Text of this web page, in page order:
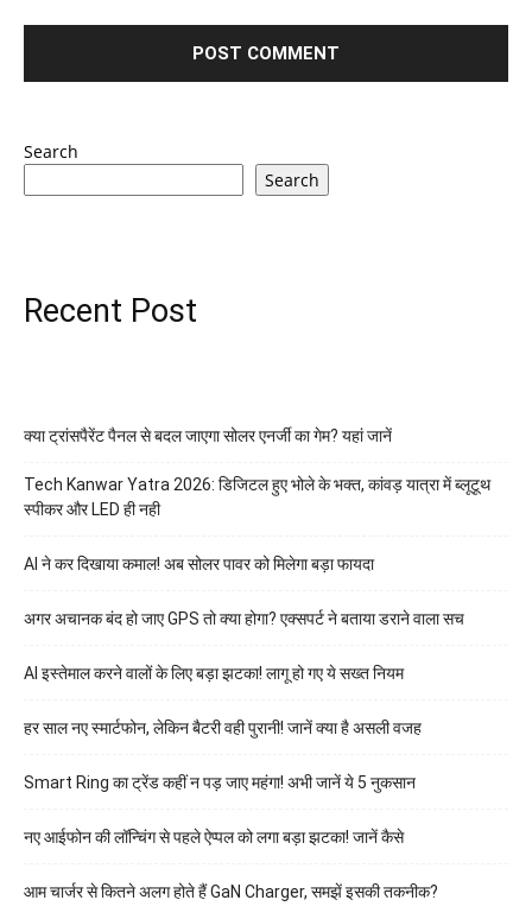
Search
Search
Recent Post
क्या ट्रांसपैरेंट पैनल से बदल जाएगा सोलर एनर्जी का गेम? यहां जानें
Tech Kanwar Yatra 2026: डिजिटल हुए भोले के भक्त, कांवड़ यात्रा में ब्लूटूथ
स्पीकर और LED ही नही
AI ने कर दिखाया कमाल! अब सोलर पावर को मिलेगा बड़ा फायदा
अगर अचानक बंद हो जाए GPS तो क्या होगा? एक्सपर्ट ने बताया डराने वाला सच
AI इस्तेमाल करने वालों के लिए बड़ा झटका! लागू हो गए ये सख्त नियम
हर साल नए स्मार्टफोन, लेकिन बैटरी वही पुरानी! जानें क्या है असली वजह
Smart Ring का ट्रेंड कहीं न पड़ जाए महंगा! अभी जानें ये 5 नुकसान
नए आईफोन की लॉन्चिंग से पहले ऐप्पल को लगा बड़ा झटका! जानें कैसे
आम चार्जर से कितने अलग होते हैं GaN Charger, समझें इसकी तकनीक?